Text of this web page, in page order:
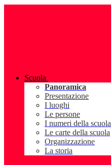
Scuola
Panoramica
Presentazione
I luoghi
Le persone
I numeri della scuola
Le carte della scuola
Organizzazione
La storia